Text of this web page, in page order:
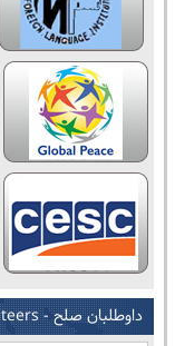
داوطلبان صلح - peace volunteers